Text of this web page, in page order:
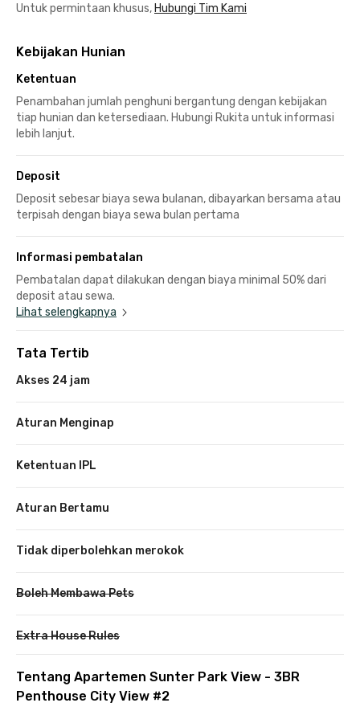
Untuk permintaan khusus, Hubungi Tim Kami
Kebijakan Hunian
Ketentuan
Penambahan jumlah penghuni bergantung dengan kebijakan
tiap hunian dan ketersediaan. Hubungi Rukita untuk informasi
lebih lanjut.
Deposit
Deposit sebesar biaya sewa bulanan, dibayarkan bersama atau
terpisah dengan biaya sewa bulan pertama
Informasi pembatalan
Pembatalan dapat dilakukan dengan biaya minimal 50% dari
deposit atau sewa.
Lihat selengkapnya
Tata Tertib
Akses 24 jam
Aturan Menginap
Ketentuan IPL
Aturan Bertamu
Tidak diperbolehkan merokok
Boleh Membawa Pets
Extra House Rules
Tentang Apartemen Sunter Park View - 3BR
Penthouse City View #2